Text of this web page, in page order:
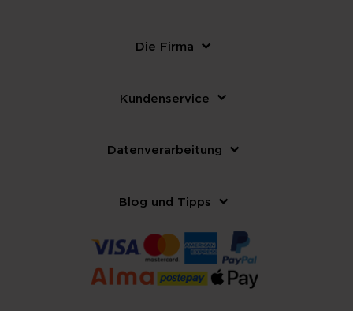
Die Firma
Kundenservice
Datenverarbeitung
Blog und Tipps